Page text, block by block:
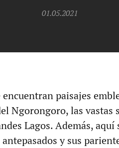
01.05.2021
paisajes
Ngorongoro, las vastas
Lagos. Además, aquí
y sus